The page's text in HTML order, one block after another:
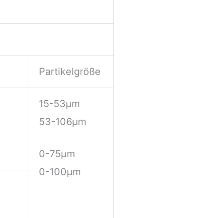
Partikelgröße
15-53μm
53-106μm
0-75μm
0-100μm